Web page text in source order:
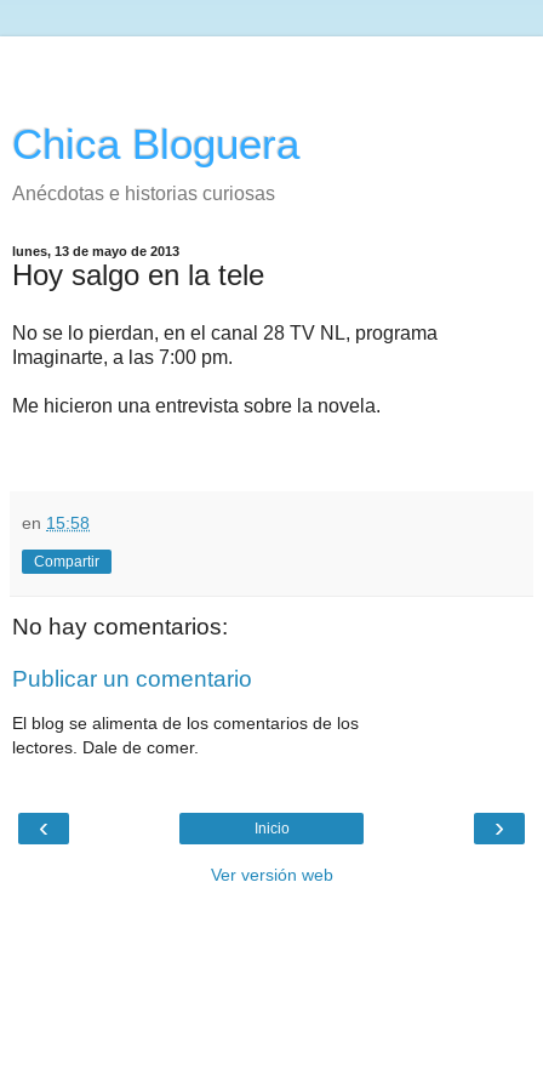
Chica Bloguera
Anécdotas e historias curiosas
lunes, 13 de mayo de 2013
Hoy salgo en la tele
No se lo pierdan, en el canal 28 TV NL, programa
Imaginarte, a las 7:00 pm.
Me hicieron una entrevista sobre la novela.
en 15:58
Compartir
No hay comentarios:
Publicar un comentario
El blog se alimenta de los comentarios de los
lectores. Dale de comer.
‹ ›
Inicio
Ver versión web